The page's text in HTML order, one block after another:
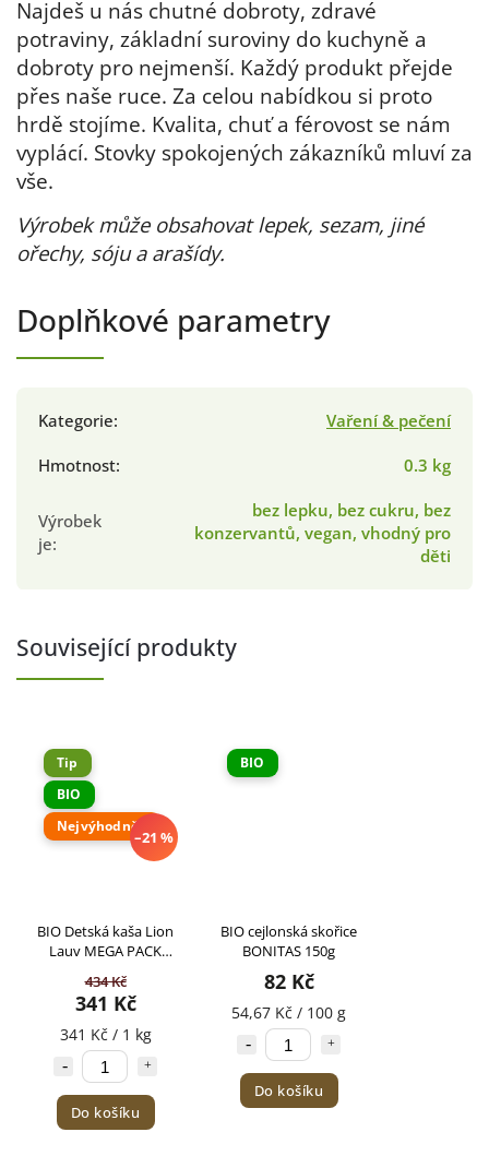
Najdeš u nás chutné dobroty, zdravé
potraviny, základní suroviny do kuchyně a
dobroty pro nejmenší. Každý produkt přejde
přes naše ruce. Za celou nabídkou si proto
hrdě stojíme. Kvalita, chuť a férovost se nám
vyplácí. Stovky spokojených zákazníků mluví za
vše.
Výrobek může obsahovat lepek, sezam, jiné
ořechy, sóju a arašídy.
Doplňkové parametry
Kategorie:
Vaření & pečení
Hmotnost: 0.3 kg
Výrobek
je:
bez lepku, bez cukru, bez
konzervantů, vegan, vhodný pro
děti
Související produkty
Tip
BIO
Nejvýhodnější
–21 %
BIO Detská kaša Lion
Lauv MEGA PACK
434 Kč
341 Kč
341 Kč / 1 kg
Do košíku
BIO
BIO cejlonská skořice
BONITAS 150g
82 Kč
54,67 Kč / 100 g
Do košíku